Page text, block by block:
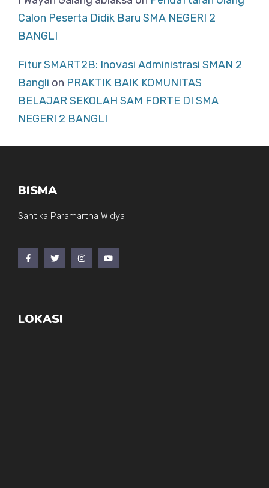
Calon Peserta Didik Baru SMA NEGERI 2
BANGLI
Fitur SMART2B: Inovasi Administrasi SMAN 2
Bangli on PRAKTIK BAIK KOMUNITAS
BELAJAR SEKOLAH SAM FORTE DI SMA
NEGERI 2 BANGLI
BISMA
Santika Paramartha Widya
LOKASI